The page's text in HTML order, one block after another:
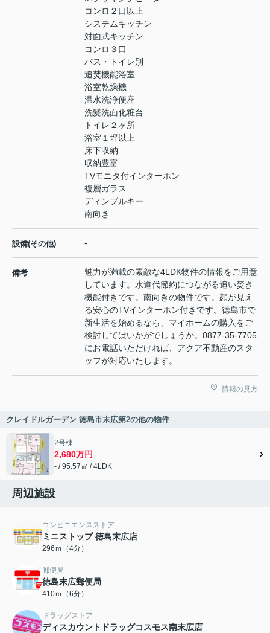
コンロ２口以上
システムキッチン
対面式キッチン
コンロ３口
バス・トイレ別
追焚機能浴室
浴室乾燥機
温水洗浄便座
洗髪洗面化粧台
トイレ２ヶ所
浴室１坪以上
床下収納
収納豊富
TVモニタ付インターホン
複層ガラス
ディンプルキー
南向き
設備(その他) -
備考
魅力が満載の素敵な4LDK物件の情報をご用意
しています。水道代節約につながる追い焚き
機能付きです。南向きの物件です。顔が見え
る安心のTVインターホン付きです。徳島市で
新生活を始めるなら、マイホームの購入をご
検討してはいかがでしょうか。0877-35-7705
にお電話いただければ、アクア不動産のスタ
ッフが対応いたします。
情報の見方
クレイドルガーデン 徳島市末広第2の他の物件
2号棟
2,680万円
- / 95.57㎡ / 4LDK
周辺施設
コンビニエンスストア
ミニストップ 徳島末広店
296ｍ（4分）
郵便局
徳島末広郵便局
410ｍ（6分）
ドラッグストア
ディスカウントドラッグコスモス南末広店